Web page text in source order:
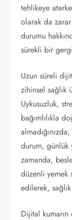
tehlikeye
olarak da
durumu
sürekli bir
Uzun süreli
zihinsel sağlık
Uykusuzluk,
bağımlılıkla
durum, günlük
zamanda,
düzenli yemek
edilerek,
Dijital